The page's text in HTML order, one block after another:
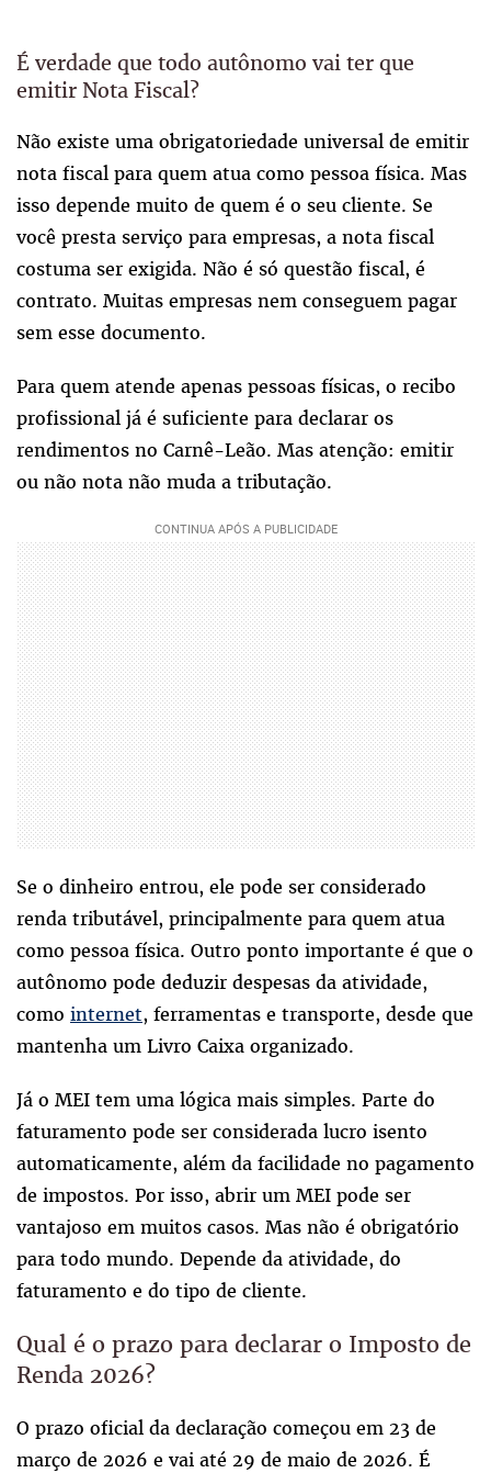
É verdade que todo autônomo vai ter que
emitir Nota Fiscal?
Não existe uma obrigatoriedade universal de emitir
nota fiscal para quem atua como pessoa física. Mas
isso depende muito de quem é o seu cliente. Se
você presta serviço para empresas, a nota fiscal
costuma ser exigida. Não é só questão fiscal, é
contrato. Muitas empresas nem conseguem pagar
sem esse documento.
Para quem atende apenas pessoas físicas, o recibo
profissional já é suficiente para declarar os
rendimentos no Carnê-Leão. Mas atenção: emitir
ou não nota não muda a tributação.
Se o dinheiro entrou, ele pode ser considerado
renda tributável, principalmente para quem atua
como pessoa física. Outro ponto importante é que o
autônomo pode deduzir despesas da atividade,
como internet, ferramentas e transporte, desde que
mantenha um Livro Caixa organizado.
Já o MEI tem uma lógica mais simples. Parte do
faturamento pode ser considerada lucro isento
automaticamente, além da facilidade no pagamento
de impostos. Por isso, abrir um MEI pode ser
vantajoso em muitos casos. Mas não é obrigatório
para todo mundo. Depende da atividade, do
faturamento e do tipo de cliente.
Qual é o prazo para declarar o Imposto de
Renda 2026?
O prazo oficial da declaração começou em 23 de
março de 2026 e vai até 29 de maio de 2026. É